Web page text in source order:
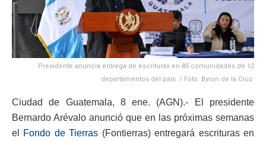
Presidente anuncia entrega de escrituras en 85 comunidades de 12
departamentos del país. / Foto: Byron de la Cruz.
Ciudad de Guatemala, 8 ene. (AGN).- El presidente
Bernardo Arévalo anunció que en las próximas semanas
el Fondo de Tierras (Fontierras) entregará escrituras en